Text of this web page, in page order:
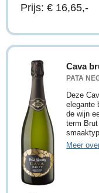
Prijs: € 16,65,-
Cava
PATA
Deze
elegante
de wijn
term
Meer